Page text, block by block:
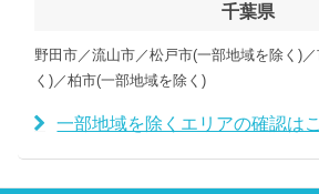
千葉県
野田市／流山市／松戸市(一部地域を除く)
く)／柏市(一部地域を除く)
一部地域を除くエリアの確認は